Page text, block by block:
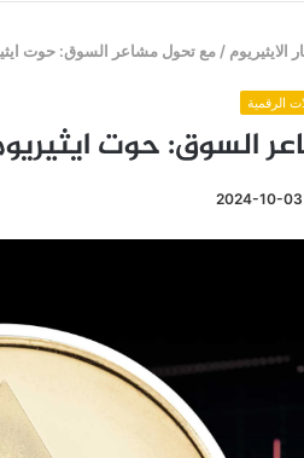
الايثيريوم / مع تحول مشاعر السوق: حوت ايثيريوم يبيع
الرقمية
حوت ايثيريوم يبيع ما
2024-10-03